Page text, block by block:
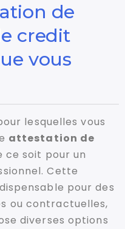
de
credit
vous
lesquelles vous
attestation de
ce soit pour un
Cette
pour des
ou contractuelles,
diverses options